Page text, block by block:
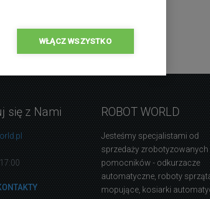
się z Nami ROBOT WORLD
Jesteśmy specjalistami od
sprzedaży zrobotyzowanych
pomocników - odkurzacze
automatyczne, roboty
mopujące, kosiarki
WŁĄCZ WSZYSTKO